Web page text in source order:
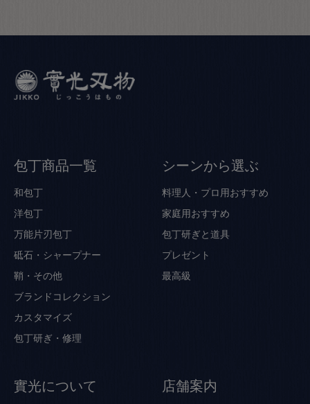
包丁商品一覧
和包丁
洋包丁
万能片刃包丁
砥石・シャープナー
鞘・その他
ブランドコレクション
カスタマイズ
包丁研ぎ・修理
シーンから選ぶ
料理人・プロ用おすすめ
家庭用おすすめ
包丁研ぎと道具
プレゼント
最高級
實光について 店舗案内